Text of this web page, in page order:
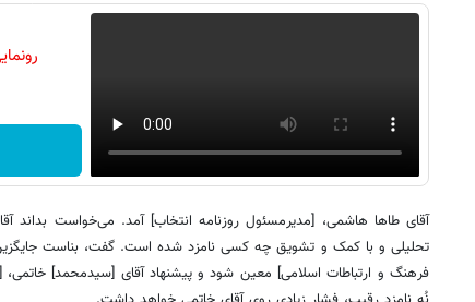
آقای طاها هاشمی، [مدیرمسئول روزنامه انتخاب] آمد. می‌خواست بداند
تحلیلی و با کمک و تشویق چه کسی نامزد شده است. گفت، بناست
فرهنگ و ارتباطات اسلامی] معین شود و پیشنهاد آقای [سیدمحمد]